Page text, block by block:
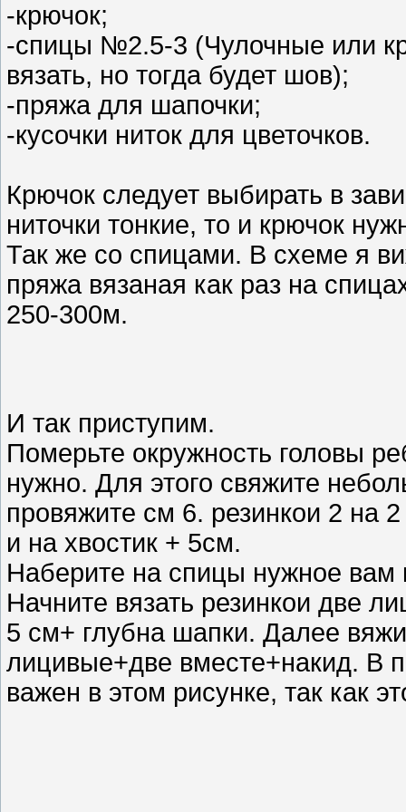
-крючок;
-спицы №2.5-3 (Чулочные или
вязать, но тогда будет шов);
-пряжа для шапочки;
-кусочки ниток для цветочков.
Крючок следует выбирать в
ниточки тонкие, то и крючок
Так же со спицами. В схеме я
пряжа вязаная как раз на
250-300м.
И так приступим.
Померьте окружность головы
нужно. Для этого свяжите
провяжите см 6. резинкои 2 на
и на хвостик + 5см.
Наберите на спицы нужное вам
Начните вязать резинкои две
5 см+ глубна шапки. Далее
лицивые+две вместе+накид. В
важен в этом рисунке, так как